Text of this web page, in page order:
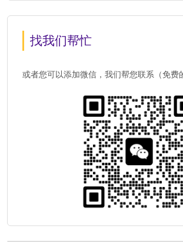
找我们帮忙
或者您可以添加微信，我们帮您联系（免费